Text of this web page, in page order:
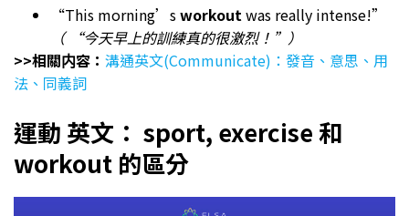
“This morning’sworkoutwas really intense!”
（ “今天早上的訓練真的很激烈！”）
>>相關内容： 溝通英文(Communicate)：發音、意思、用
法、同義詞
運動 英文： sport, exercise 和
workout 的區分